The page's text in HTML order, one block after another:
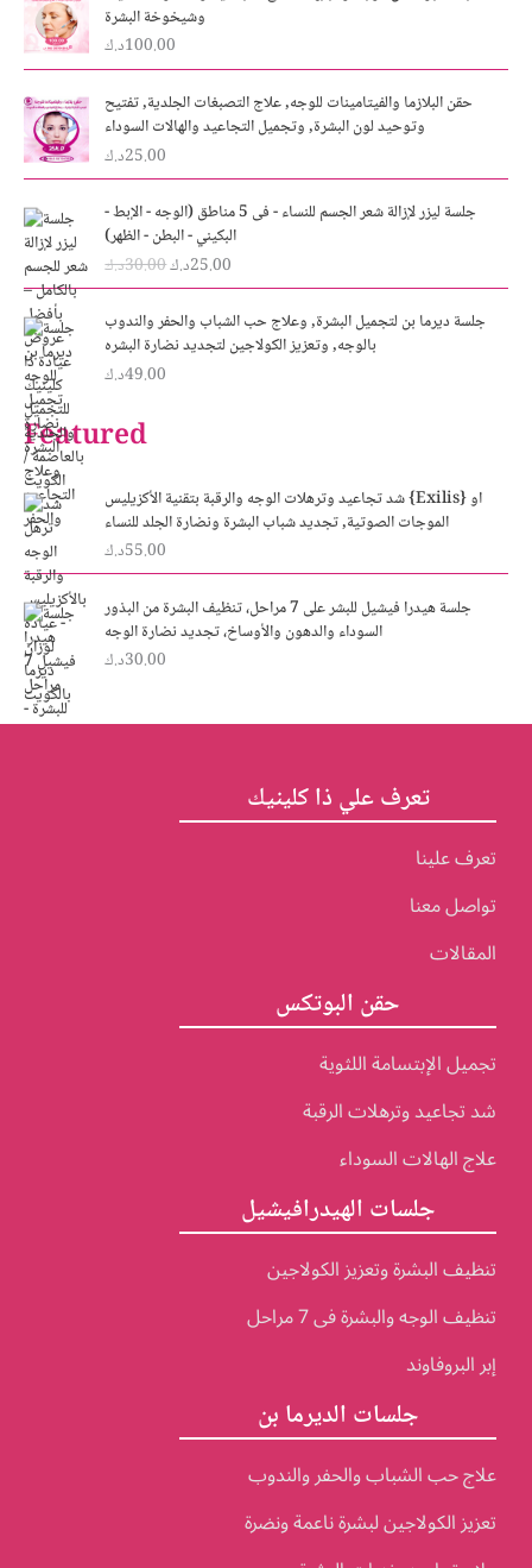
وشيخوخة البشرة
100.00د.ك
حقن البلازما والفيتامينات للوجه, علاج التصبغات الجلدية, تفتيح
وتوحيد لون البشرة, وتجميل التجاعيد والهالات السوداء
25.00د.ك
جلسة ليزر لإزالة شعر الجسم للنساء - فى 5 مناطق (الوجه - الإبط -
البكيني - البطن - الظهر)
30.00د.ك
O
r
i
g
i
n
a
e
w
a
:
3
0
د
25.00د.ك
C
u
r
e
n
t
i
s
:
5
.
0
ك
جلسة ديرما بن لتجميل البشرة, وعلاج حب الشباب والحفر والندوب
بالوجه, وتعزيز الكولاجين لتجديد نضارة البشره
49.00د.ك
Featured
شد تجاعيد وترهلات الوجه والرقبة بتقنية الأكزيليس {Exilis} او
الموجات الصوتية, تجديد شباب البشرة ونضارة الجلد للنساء
55.00د.ك
جلسة هيدرا فيشيل للبشر على 7 مراحل، تنظيف البشرة من البذور
السوداء والدهون والأوساخ، تجديد نضارة الوجه
30.00د.ك
تعرف علي ذا كلينيك
تعرف علينا
تواصل معنا
المقالات
حقن البوتكس
تجميل الإبتسامة اللثوية
شد تجاعيد وترهلات الرقبة
علاج الهالات السوداء
جلسات الهيدرافيشيل
تنظيف البشرة وتعزيز الكولاجين
تنظيف الوجه والبشرة فى 7 مراحل
إبر البروفاوند
جلسات الديرما بن
علاج حب الشباب والحفر والندوب
تعزيز الكولاجين لبشرة ناعمة ونضرة